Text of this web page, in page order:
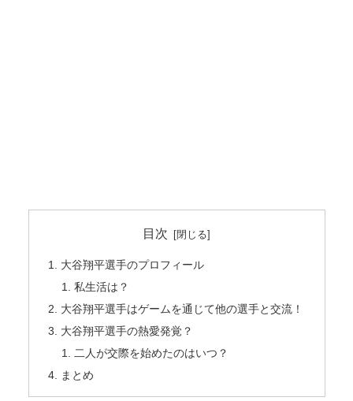
目次
大谷翔平選手のプロフィール
私生活は？
大谷翔平選手はゲームを通じて他の選手と交流！
大谷翔平選手の熱愛発覚？
二人が交際を始めたのはいつ？
まとめ